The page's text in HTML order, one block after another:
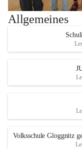
Allgemeines
Volksschule Gloggnitz